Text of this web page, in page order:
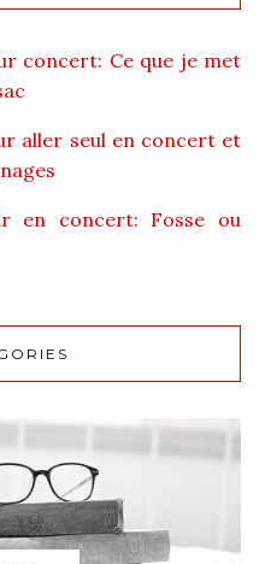
concert: Ce que je met
aller seul en concert et
en concert: Fosse ou